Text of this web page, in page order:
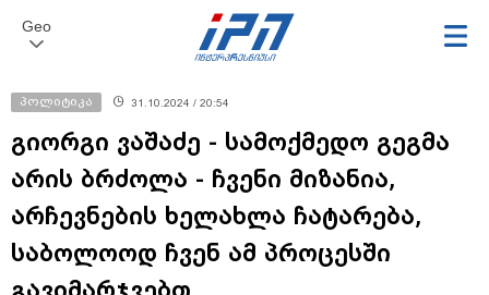
Geo
პოლიტიკა 31.10.2024 / 20:54
გიორგი ვაშაძე - სამოქმედო გეგმა
არის ბრძოლა - ჩვენი მიზანია,
არჩევნების ხელახლა ჩატარება,
საბოლოოდ ჩვენ ამ პროცესში